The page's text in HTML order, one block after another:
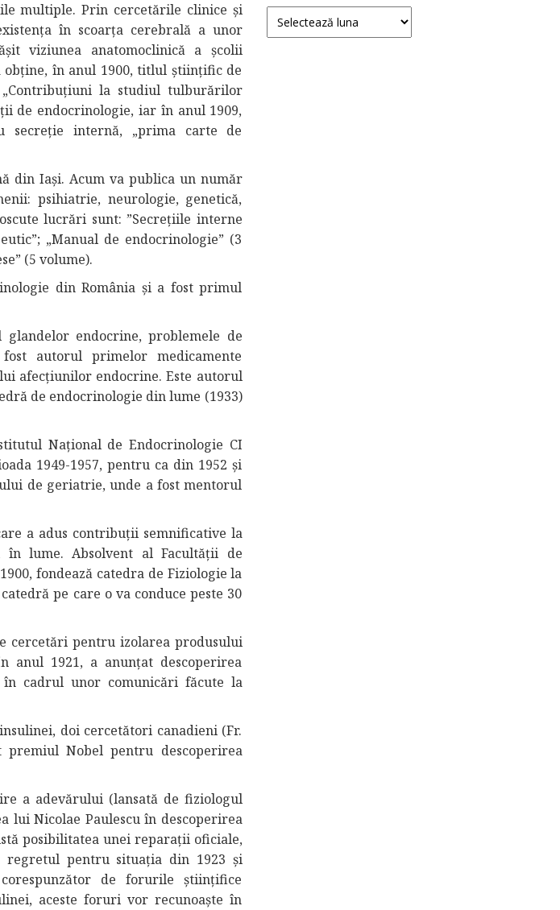
multiple. Prin cercetările clinice și
în scoarța cerebrală a unor
viziunea anatomoclinică a școlii
în anul 1900, titlul ştiinţific de
la studiul tulburărilor
de endocrinologie, iar în anul 1909,
secreție internă, „prima carte de
din Iași. Acum va publica un număr
psihiatrie, neurologie, genetică,
lucrări sunt: ”Secrețiile interne
„Manual de endocrinologie” (3
(5 volume).
din România și a fost primul
endocrine, problemele de
autorul primelor medicamente
afecțiunilor endocrine. Este autorul
de endocrinologie din lume (1933)
Național de Endocrinologie CI
1949-1957, pentru ca din 1952 și
de geriatrie, unde a fost mentorul
a adus contribuții semnificative la
în lume. Absolvent al Facultății de
fondează catedra de Fiziologie la
pe care o va conduce peste 30
cercetări pentru izolarea produsului
anul 1921, a anunţat descoperirea
cadrul unor comunicări făcute la
doi cercetători canadieni (Fr.
Nobel pentru descoperirea
a adevărului (lansată de fiziologul
lui Nicolae Paulescu în descoperirea
posibilitatea unei reparații oficiale,
regretul pentru situația din 1923 și
de forurile științifice
aceste foruri vor recunoaște în
Arhive